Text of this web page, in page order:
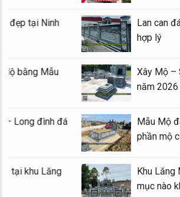
Báo giá xây Mộ đá đôi 1 mái đẹp tại Ninh
Bình cuối năm 2026
Kinh nghiệm xây Mộ – sửa Mộ bằng Mẫu
Mộ đá đẹp, chất lượng
Mẫu Lăng thờ đá 1 mái đẹp – Long đình đá
Mẫu Lầu thờ đá (Gian thờ đá) tại khu Lăng